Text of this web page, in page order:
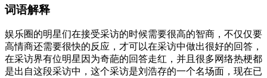
词语解释
娱乐圈的明星们在接受采访的时候需要很高的智商，不仅仅要
高情商还需要很快的反应，才可以在采访中做出很好的回答，
在采访界有位明星因为奇葩的回答走红，并且很多网络热梗都
是出自这段采访中，这个采访是刘浩存的一个名场面，现在已